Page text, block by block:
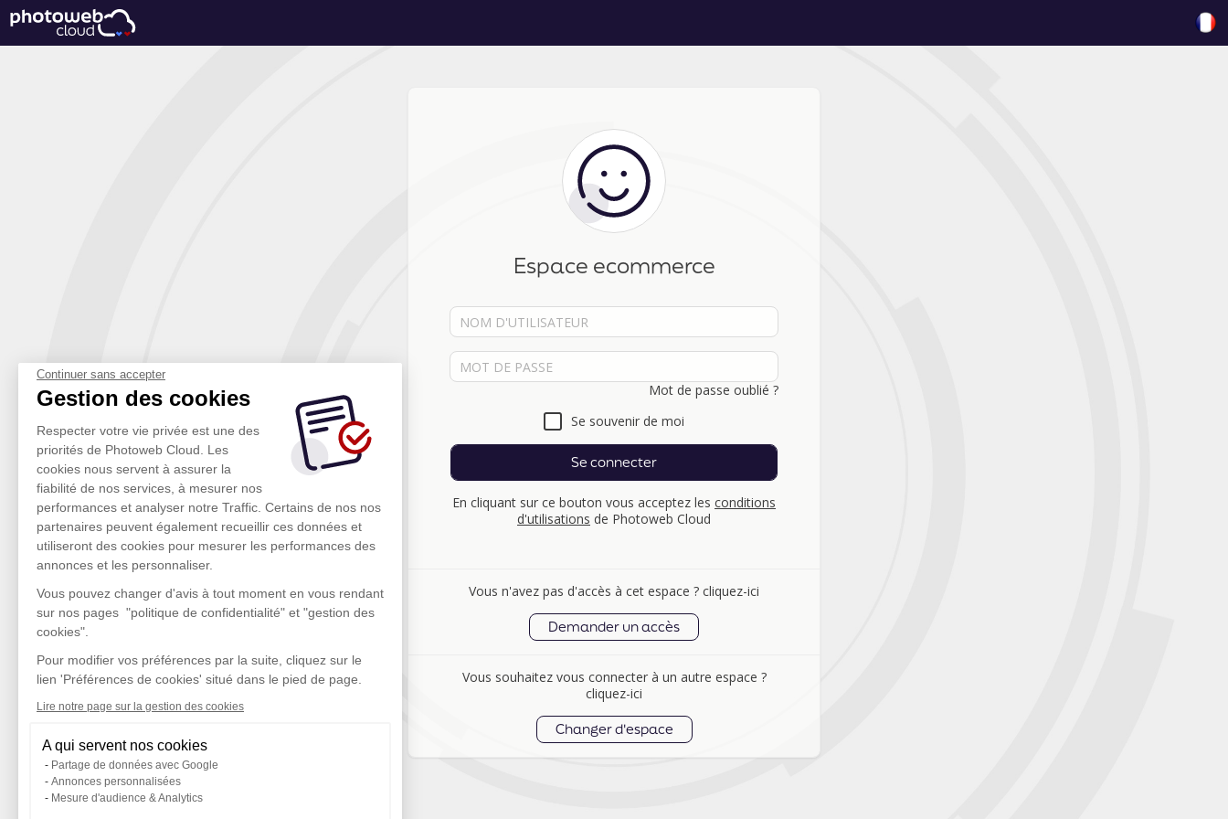
Continuer sans accepter
Gestion des cookies
Respecter votre vie privée est une des
priorités de Photoweb Cloud. Les
cookies nous servent à assurer la
fiabilité de nos services, à mesurer nos
performances et analyser notre Traffic. Certains de nos nos
partenaires peuvent également recueillir ces données et
utiliseront des cookies pour mesurer les performances des
annonces et les personnaliser.
Vous pouvez changer d'avis à tout moment en vous rendant
sur nos pages "politique de confidentialité" et "gestion des
cookies".
Pour modifier vos préférences par la suite, cliquez sur le
lien 'Préférences de cookies' situé dans le pied de page.
Lire notre page sur la gestion des cookies
A qui servent nos cookies
Partage de données avec Google
Annonces personnalisées
Mesure d'audience & Analytics
Espace ecommerce
Mot de passe oublié ?
Se souvenir de moi
Se connecter
En cliquant sur ce bouton vous acceptez les conditions
d'utilisations de Photoweb Cloud
Vous n'avez pas d'accès à cet espace ? cliquez-ici
Demander un accès
Vous souhaitez vous connecter à un autre espace ?
cliquez-ici
Changer d'espace